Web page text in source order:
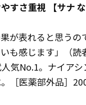
すさ重視 【サナ
が表れると思う
も感じます」（読
気No.1。ナイア
［医薬部外品］